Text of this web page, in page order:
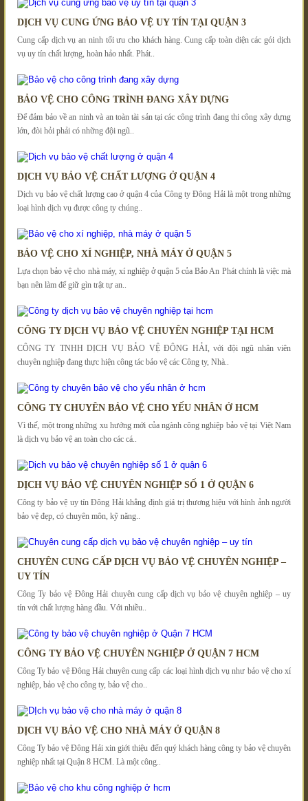
DỊCH VỤ CUNG ỨNG BẢO VỆ UY TÍN TẠI QUẬN 3
Cung cấp dịch vụ an ninh tối ưu cho khách hàng. Cung cấp toàn diện các gói dịch
vụ uy tín chất lượng, hoàn hảo nhất. Phát..
BẢO VỆ CHO CÔNG TRÌNH ĐANG XÂY DỰNG
Để đảm bảo về an ninh và an toàn tài sản tại các công trình đang thi công xây dựng
lớn, đòi hỏi phải có những đội ngũ..
DỊCH VỤ BẢO VỆ CHẤT LƯỢNG Ở QUẬN 4
Dịch vụ bảo vệ chất lượng cao ở quận 4 của Công ty Đông Hải là một trong những
loại hình dịch vụ được công ty chúng..
BẢO VỆ CHO XÍ NGHIỆP, NHÀ MÁY Ở QUẬN 5
Lựa chọn bảo vệ cho nhà máy, xí nghiệp ở quận 5 của Bảo An Phát chính là việc mà
bạn nên làm để giữ gìn trật tự an..
CÔNG TY DỊCH VỤ BẢO VỆ CHUYÊN NGHIỆP TẠI HCM
CÔNG TY TNHH DỊCH VỤ BẢO VỆ ĐÔNG HẢI, với đội ngũ nhân viên
chuyên nghiệp đang thực hiện công tác bảo vệ các Công ty, Nhà..
CÔNG TY CHUYÊN BẢO VỆ CHO YẾU NHÂN Ở HCM
Vì thế, một trong những xu hướng mới của ngành công nghiệp bảo vệ tại Việt Nam
là dịch vụ bảo vệ an toàn cho các cá..
DỊCH VỤ BẢO VỆ CHUYÊN NGHIỆP SỐ 1 Ở QUẬN 6
Công ty bảo vệ uy tín Đông Hải khẳng định giá trị thương hiệu với hình ảnh người
bảo vệ đẹp, có chuyên môn, kỹ năng..
CHUYÊN CUNG CẤP DỊCH VỤ BẢO VỆ CHUYÊN NGHIỆP –
UY TÍN
Công Ty bảo vệ Đông Hải chuyên cung cấp dịch vụ bảo vệ chuyên nghiệp – uy
tín với chất lượng hàng đầu. Với nhiều..
CÔNG TY BẢO VỆ CHUYÊN NGHIỆP Ở QUẬN 7 HCM
Công Ty bảo vệ Đông Hải chuyên cung cấp các loại hình dịch vụ như bảo vệ cho xí
nghiệp, bảo vệ cho công ty, bảo vệ cho..
DỊCH VỤ BẢO VỆ CHO NHÀ MÁY Ở QUẬN 8
Công Ty bảo vệ Đông Hải xin giới thiệu đến quý khách hàng công ty bảo vệ chuyên
nghiệp nhất tại Quận 8 HCM. Là một công..